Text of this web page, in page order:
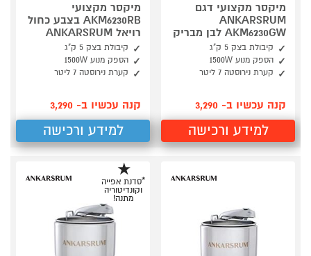
מיקסר מקצועי דגם
ANKARSRUM
AKM6230GW לבן מבריק
קיבולת בצק 5 ק"ג
הספק מנוע 1500W
קערת נירוסטה 7 ליטר
קנה עכשיו ב- 3,290
למידע ורכישה
מיקסר מקצועי
AKM6230RB בצבע כחול
רויאל ANKARSRUM
קיבולת בצק 5 ק"ג
הספק מנוע 1500W
קערת נירוסטה 7 ליטר
קנה עכשיו ב- 3,290
למידע ורכישה
*סדנת אפייה
וקונדיטוריה
מתנה!